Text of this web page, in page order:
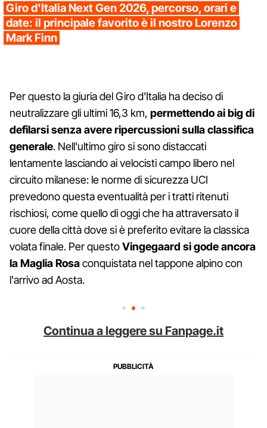
Giro d'Italia Next Gen 2026, percorso, orari e
date: il principale favorito è il nostro Lorenzo
Mark Finn
Per questo la giuria del Giro d'Italia ha deciso di
neutralizzare gli ultimi 16,3 km, permettendo ai big di
defilarsi senza avere ripercussioni sulla classifica
generale. Nell'ultimo giro si sono distaccati
lentamente lasciando ai velocisti campo libero nel
circuito milanese: le norme di sicurezza UCI
prevedono questa eventualità per i tratti ritenuti
rischiosi, come quello di oggi che ha attraversato il
cuore della città dove si è preferito evitare la classica
volata finale. Per questoVingegaard si gode ancora
la Maglia Rosaconquistata nel tappone alpino con
l'arrivo ad Aosta.
Continua a leggere su Fanpage.it